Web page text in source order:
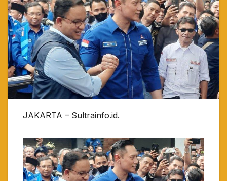
JAKARTA – Sultrainfo.id.